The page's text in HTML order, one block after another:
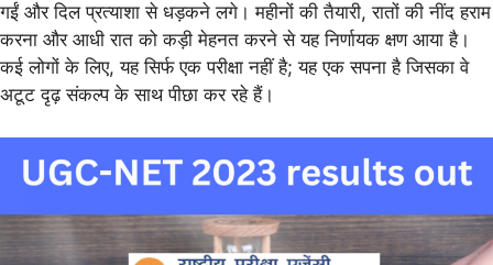
गईं और दिल प्रत्याशा से धड़कने लगे। महीनों की तैयारी, रातों की नींद हराम
करना और आधी रात को कड़ी मेहनत करने से यह निर्णायक क्षण आया है।
कई लोगों के लिए, यह सिर्फ एक परीक्षा नहीं है; यह एक सपना है जिसका वे
अटूट दृढ़ संकल्प के साथ पीछा कर रहे हैं।